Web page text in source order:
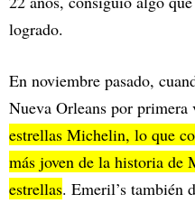
logrado.
En noviembre pasado,
Nueva Orleans por primera
estrellas Michelin, lo que
más joven de la historia de
estrellas. Emeril’s también